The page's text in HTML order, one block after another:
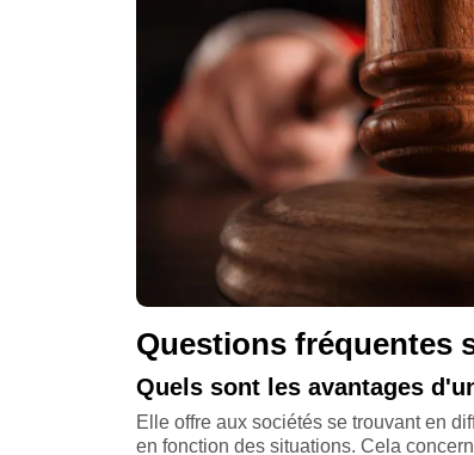
Questions fréquentes
Quels sont les avantages
Elle offre aux sociétés se trouvant en
en fonction des situations. Cela